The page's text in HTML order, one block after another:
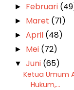
► Februari
► Maret (71)
► April (48)
► Mei (72)
▼Juni (65)
Ketua Umum
Hukum,...